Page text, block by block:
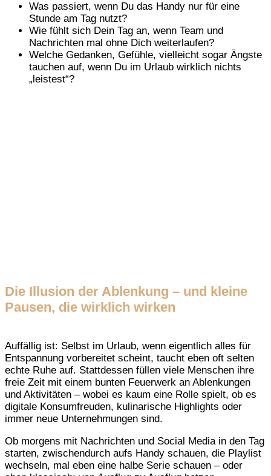
Was passiert, wenn Du das Handy nur für eine
Stunde am Tag nutzt?
Wie fühlt sich Dein Tag an, wenn Team und
Nachrichten mal ohne Dich weiterlaufen?
Welche Gedanken, Gefühle, vielleicht sogar Ängste
tauchen auf, wenn Du im Urlaub wirklich nichts
„leistest“?
Die Illusion der Ablenkung – und kleine
Pausen, die wirklich wirken
Auffällig ist: Selbst im Urlaub, wenn eigentlich alles für
Entspannung vorbereitet scheint, taucht eben oft selten
echte Ruhe auf. Stattdessen füllen viele Menschen ihre
freie Zeit mit einem bunten Feuerwerk an Ablenkungen
und Aktivitäten – wobei es kaum eine Rolle spielt, ob es
digitale Konsumfreuden, kulinarische Highlights oder
immer neue Unternehmungen sind.
Ob morgens mit Nachrichten und Social Media in den Tag
starten, zwischendurch aufs Handy schauen, die Playlist
wechseln, mal eben eine halbe Serie schauen – oder